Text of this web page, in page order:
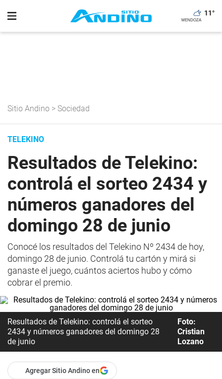
11°
Sitio Andino > Sociedad
TELEKINO
Resultados de Telekino:
controlá el sorteo 2434 y
números ganadores del
domingo 28 de junio
Conocé los resultados del Telekino Nº 2434 de hoy,
domingo 28 de junio. Controlá tu cartón y mirá si
ganaste el juego, cuántos aciertos hubo y cómo
cobrar el premio.
Resultados de Telekino: controlá el sorteo
2434 y números ganadores del domingo 28
de junio
Foto:
Cristian
Lozano
Agregar Sitio Andino en